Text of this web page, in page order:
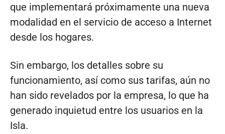
que implementará próximamente una nueva
modalidad en el servicio de acceso a Internet
desde los hogares.
Sin embargo, los detalles sobre su
funcionamiento, así como sus tarifas, aún no
han sido revelados por la empresa, lo que ha
generado inquietud entre los usuarios en la
Isla.